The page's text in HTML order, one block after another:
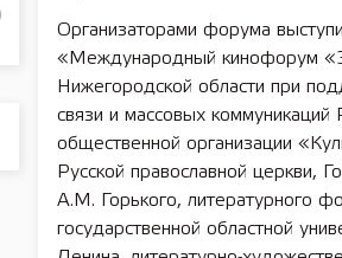
Организаторами форума
«Международный кинофорум
Нижегородской области при
связи и массовых
общественной организации
Русской православной церкви,
А.М. Горького, литературного
государственной областной